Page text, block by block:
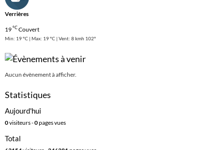
Verrières
19°CCouvert
Min: 19 °C | Max: 19 °C | Vent: 8 kmh 102°
Aucun évènement à afficher.
Statistiques
Aujourd'hui
0visiteurs -0pages vues
Total